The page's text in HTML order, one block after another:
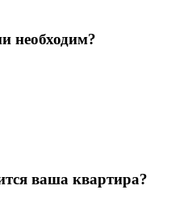
необходим?
ваша квартира?